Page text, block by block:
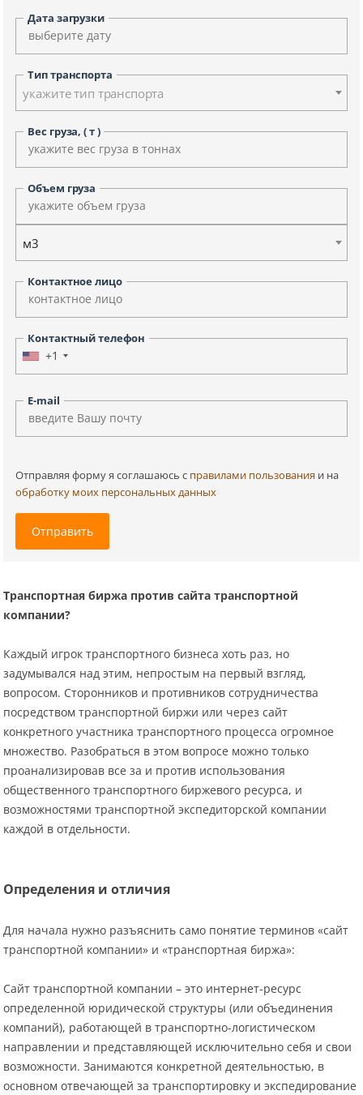
Дата загрузки
Тип транспорта
укажите тип транспорта
Вес груза, ( т )
Объем груза
м3
Контактное лицо
Контактный телефон
+1
E-mail
Отправляя форму я соглашаюсь c правилами пользования и на
обработку моих персональных данных
Отправить
Транспортная биржа против сайта транспортной
компании?
Каждый игрок транспортного бизнеса хоть раз, но
задумывался над этим, непростым на первый взгляд,
вопросом. Сторонников и противников сотрудничества
посредством транспортной биржи или через сайт
конкретного участника транспортного процесса огромное
множество. Разобраться в этом вопросе можно только
проанализировав все за и против использования
общественного транспортного биржевого ресурса, и
возможностями транспортной экспедиторской компании
каждой в отдельности.
Определения и отличия
Для начала нужно разъяснить само понятие терминов «сайт
транспортной компании» и «транспортная биржа»:
Сайт транспортной компании – это интернет-ресурс
определенной юридической структуры (или объединения
компаний), работающей в транспортно-логистическом
направлении и представляющей исключительно себя и свои
возможности. Занимаются конкретной деятельностью, в
основном отвечающей за транспортировку и экспедирование